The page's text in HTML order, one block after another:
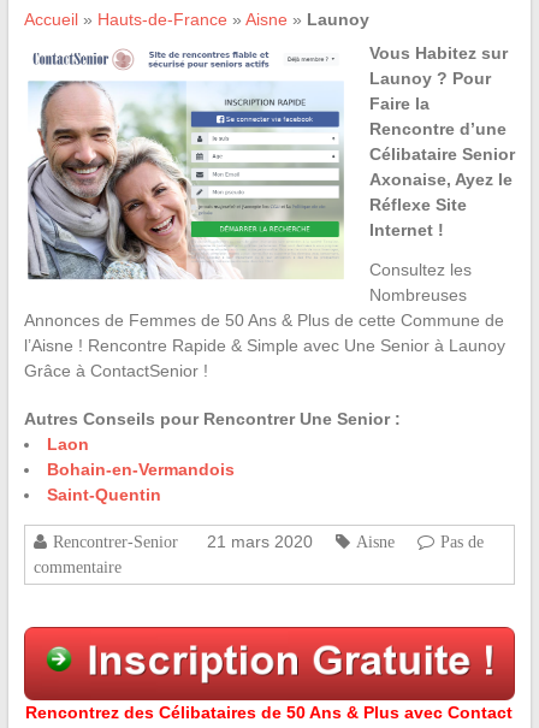
Accueil» Hauts-de-France » Aisne » Launoy
Vous Habitez sur
Launoy ? Pour
Faire la
Rencontre d’une
Célibataire Senior
Axonaise, Ayez le
Réflexe Site
Internet !
Consultez les
Nombreuses
Annonces de Femmes de 50 Ans & Plus de cette Commune de
l’Aisne ! Rencontre Rapide & Simple avec Une Senior à Launoy
Grâce à ContactSenior !
Autres Conseils pour Rencontrer Une Senior :
Laon
Bohain-en-Vermandois
Saint-Quentin
Rencontrer-Senior 21 mars 2020 Aisne
Pas de
commentaire
Rencontrez des Célibataires de 50 Ans & Plus avec Contact